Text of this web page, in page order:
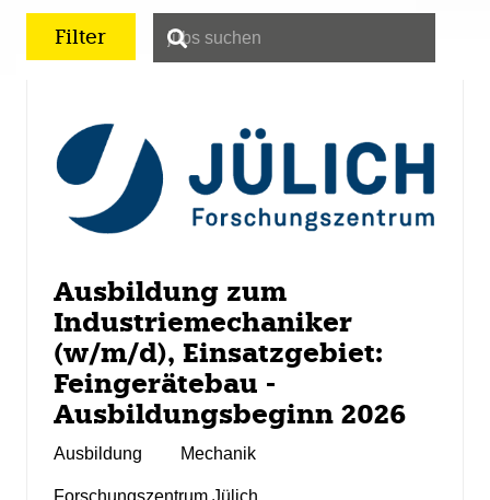
Filter
Ausbildung zum
Industriemechaniker
(w/m/d), Einsatzgebiet:
Feingerätebau -
Ausbildungsbeginn 2026
Ausbildung Mechanik